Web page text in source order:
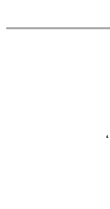
اعداد انگلیسی از 1 تا 100 ،